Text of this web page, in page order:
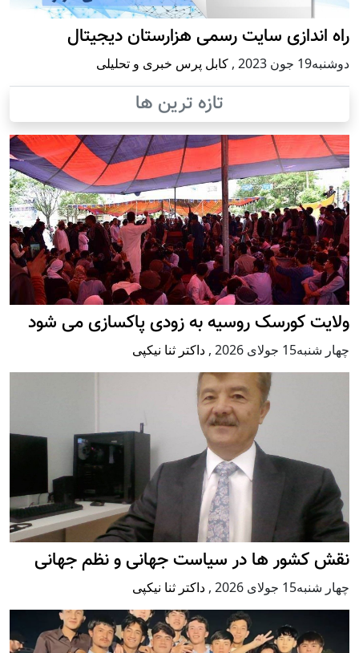
راه اندازی سایت رسمی هزارستان دیجیتال
دوشنبه19 جون 2023 , کابل پرس خبری و تحلیلی
تازه ترین ها
ولایت کورسک روسیه به زودی پاکسازی می شود
چهار شنبه15 جولای 2026 , داکتر ثنا نیکپی
نقش کشور ها در سیاست جهانی و نظم جهانی
چهار شنبه15 جولای 2026 , داکتر ثنا نیکپی